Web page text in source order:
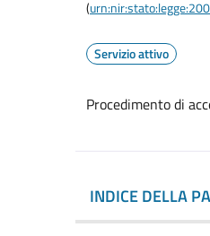
(
Servizio attivo
Procedimento di
INDICE DELLA